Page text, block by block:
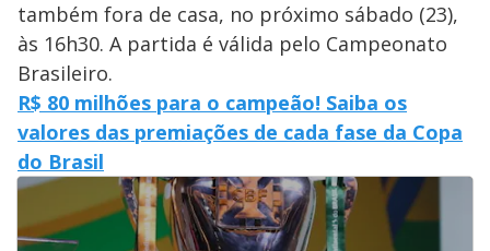
também fora de casa, no próximo sábado (23),
às 16h30. A partida é válida pelo Campeonato
Brasileiro.
R$ 80 milhões para o campeão! Saiba os
valores das premiações de cada fase da Copa
do Brasil